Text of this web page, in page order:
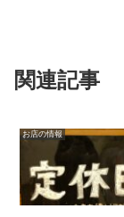
関連記事
お店の情報